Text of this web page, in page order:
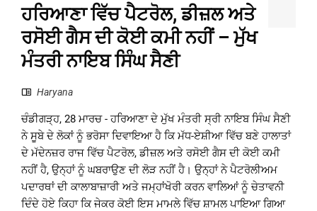
ਹਰਿਆਣਾ ਵਿੱਚ ਪੈਟਰੋਲ, ਡੀਜ਼ਲ ਅਤੇ
ਰਸੋਈ ਗੈਸ ਦੀ ਕੋਈ ਕਮੀ ਨਹੀਂ – ਮੁੱਖ
ਮੰਤਰੀ ਨਾਇਬ ਸਿੰਘ ਸੈਣੀ
Haryana
ਚੰਡੀਗੜ੍ਹ, 28 ਮਾਰਚ - ਹਰਿਆਣਾ ਦੇ ਮੁੱਖ ਮੰਤਰੀ ਸ੍ਰੀ ਨਾਇਬ ਸਿੰਘ ਸੈਣੀ
ਨੇ ਸੂਬੇ ਦੇ ਲੋਕਾਂ ਨੂੰ ਭਰੋਸਾ ਦਿਵਾਇਆ ਹੈ ਕਿ ਮੱਧ-ਏਸ਼ੀਆ ਵਿੱਚ ਬਣੇ ਹਾਲਾਤਾਂ
ਦੇ ਮੱਦੇਨਜ਼ਰ ਰਾਜ ਵਿੱਚ ਪੈਟਰੋਲ, ਡੀਜ਼ਲ ਅਤੇ ਰਸੋਈ ਗੈਸ ਦੀ ਕੋਈ ਕਮੀ
ਨਹੀਂ ਹੈ, ਉਨ੍ਹਾਂ ਨੂੰ ਘਬਰਾਉਣ ਦੀ ਲੋੜ ਨਹੀਂ ਹੈ। ਉਨ੍ਹਾਂ ਨੇ ਪੈਟਰੋਲੀਅਮ
ਪਦਾਰਥਾਂ ਦੀ ਕਾਲਾਬਾਜ਼ਾਰੀ ਅਤੇ ਜਮ੍ਹਾਂਖੋਰੀ ਕਰਨ ਵਾਲਿਆਂ ਨੂੰ ਚੇਤਾਵਨੀ
ਦਿੰਦੇ ਹੋਏ ਕਿਹਾ ਕਿ ਜੇਕਰ ਕੋਈ ਇਸ ਮਾਮਲੇ ਵਿੱਚ ਸ਼ਾਮਲ ਪਾਇਆ ਗਿਆ